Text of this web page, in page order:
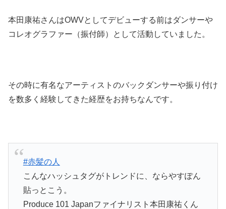
本田康祐さんはOWVとしてデビューする前はダンサーや
コレオグラファー（振付師）として活動していました。
その時に有名なアーティストのバックダンサーや振り付け
を数多く経験してきた経歴をお持ちなんです。
#赤髪の人
こんなハッシュタグがトレンドに、ならやすぽん
貼っとこう。
Produce 101 Japanファイナリスト本田康祐くん